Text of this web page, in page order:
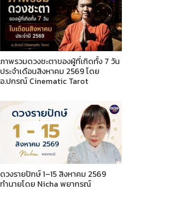
ภาพรวมดวงชะตาของผู้ที่เกิดทั้ง 7 วัน
ประจำเดือนสิงหาคม 2569 โดย
อ.ปกรณ์ Cinematic Tarot
ดวงรายปักษ์ 1–15 สิงหาคม 2569
ทำนายโดย Nicha พยากรณ์